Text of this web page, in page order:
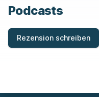
S
F
E
Podcasts
Rezension schreiben